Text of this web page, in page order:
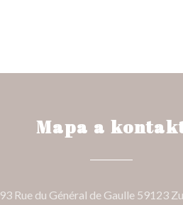
Mapa a
93 Rue du Général de Gaulle 59123